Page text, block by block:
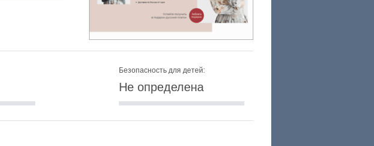
Безопасность для детей:
Не определена